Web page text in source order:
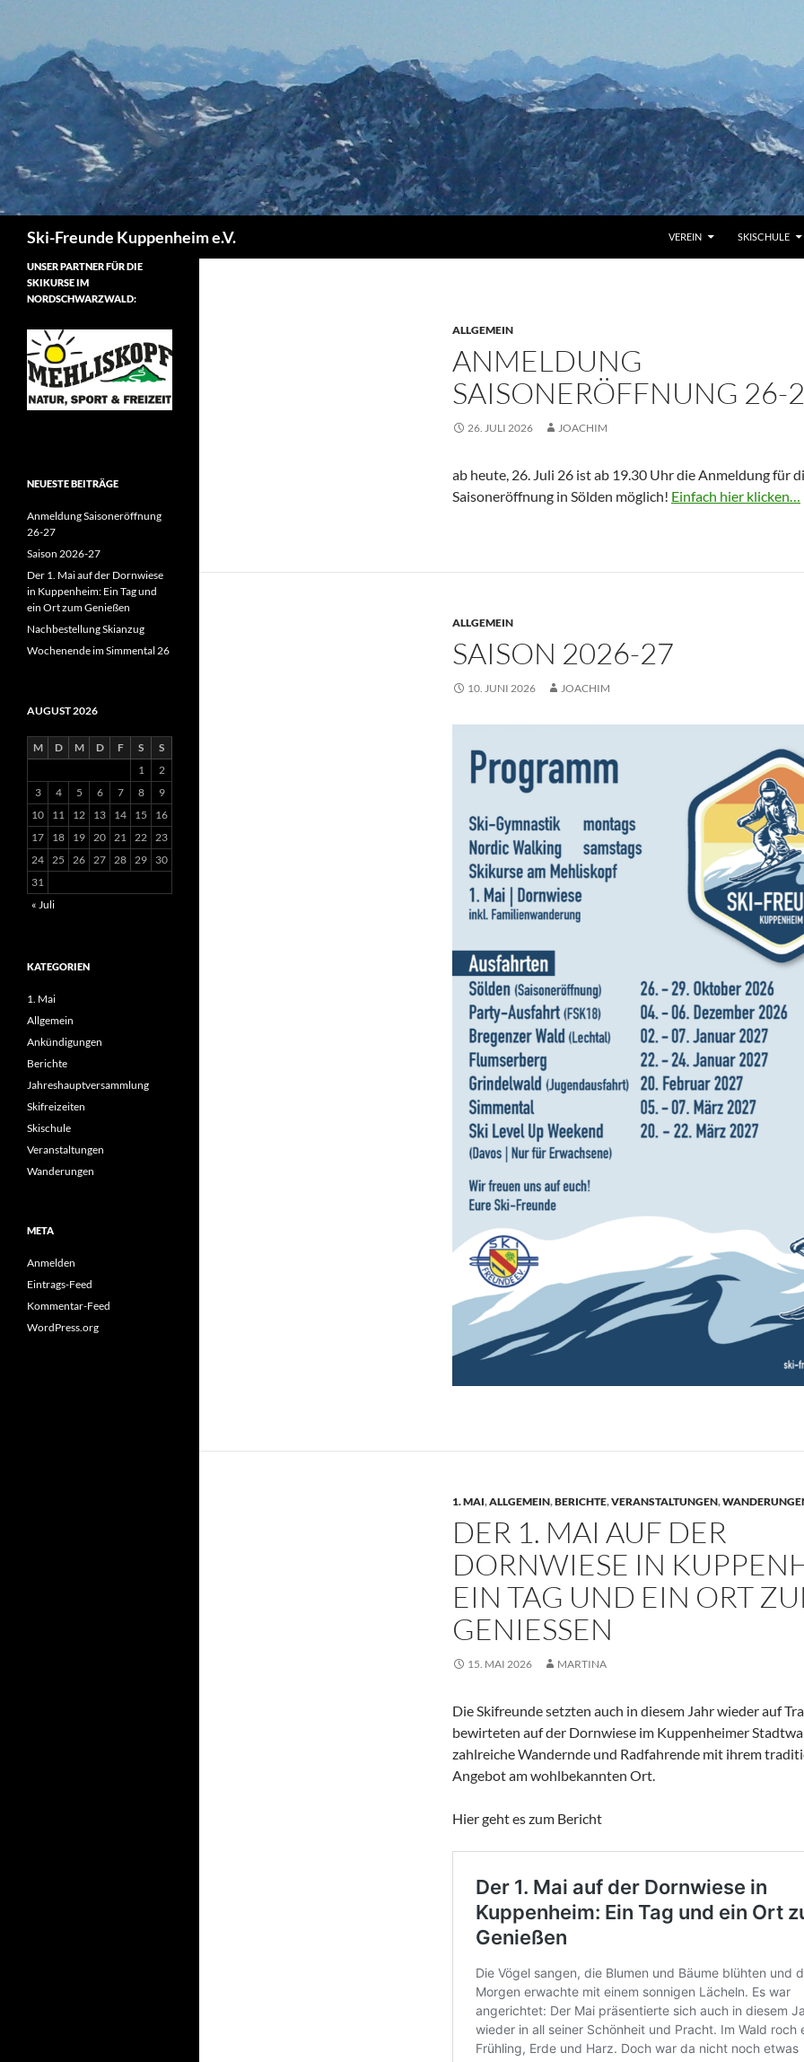
springen
Ski-Freunde Kuppenheim e.V. VEREIN SKISCHULE
ALLGEMEIN
ANMELDUNG
SAISONERÖFFNUNG 26-
26. JULI 2026 JOACHIM
ab heute, 26. Juli 26 ist ab 19.30 Uhr die Anmeldung für
Saisoneröffnung in Sölden möglich! Einfach hier klicken…
ALLGEMEIN
SAISON 2026-27
10. JUNI 2026 JOACHIM
1. MAI,ALLGEMEIN,BERICHTE,VERANSTALTUNGEN,
DER 1. MAI AUF DER
DORNWIESE IN
EIN TAG UND EIN ORT
GENIESSEN
15. MAI 2026 MARTINA
Die Skifreunde setzten auch in diesem Jahr wieder auf
bewirteten auf der Dornwiese im Kuppenheimer
zahlreiche Wandernde und Radfahrende mit ihrem
Angebot am wohlbekannten Ort.
Hier geht es zum Bericht
UNSER PARTNER FÜR DIE
SKIKURSE IM
NORDSCHWARZWALD:
NEUESTE BEITRÄGE
Anmeldung Saisoneröffnung
26-27
Saison 2026-27
Der 1. Mai auf der Dornwiese
in Kuppenheim: Ein Tag und
ein Ort zum Genießen
Nachbestellung Skianzug
Wochenende im Simmental 26
AUGUST 2026
M D M D F S
S
1
2
3
4 5 6 7 8
9
10
11 12 13 14 15
16
17
18 19 20 21 22 23
24 25 26 27 28 29
30
31
« Juli
KATEGORIEN
1. Mai
Allgemein
Ankündigungen
Berichte
Jahreshauptversammlung
Skifreizeiten
Skischule
Veranstaltungen
Wanderungen
META
Anmelden
Eintrags-Feed
Kommentar-Feed
WordPress.org